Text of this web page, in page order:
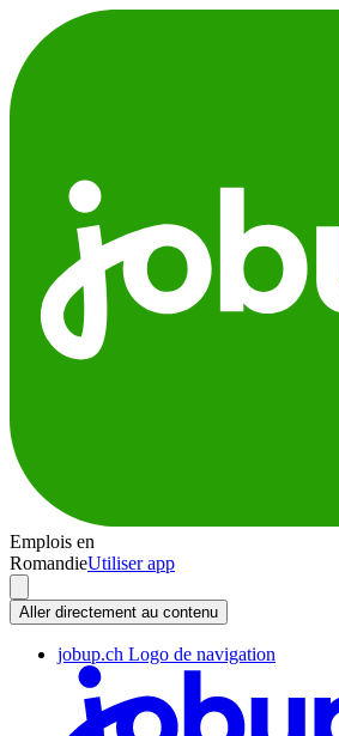
Emplois en
RomandieUtiliser app
Aller directement au contenu
jobup.ch Logo de navigation